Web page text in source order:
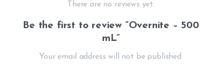
There are no reviews yet.
Be the first to review “Overnite – 500
mL”
Your email address will not be published.